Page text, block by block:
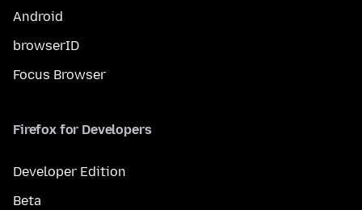
Android
browserID
Focus Browser
Firefox for Developers
Developer Edition
Beta